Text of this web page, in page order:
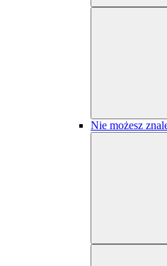
Nie możesz